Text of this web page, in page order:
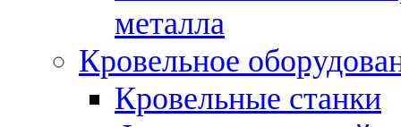
металла
Кровельное
Кровельные станки